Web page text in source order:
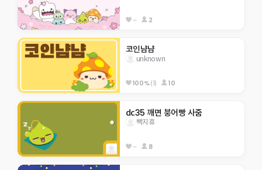
-- 2
코인냠냠
unknown
100%(1) 10
dc35 깨면 붕어빵 사줌
빡지휴
-- 8